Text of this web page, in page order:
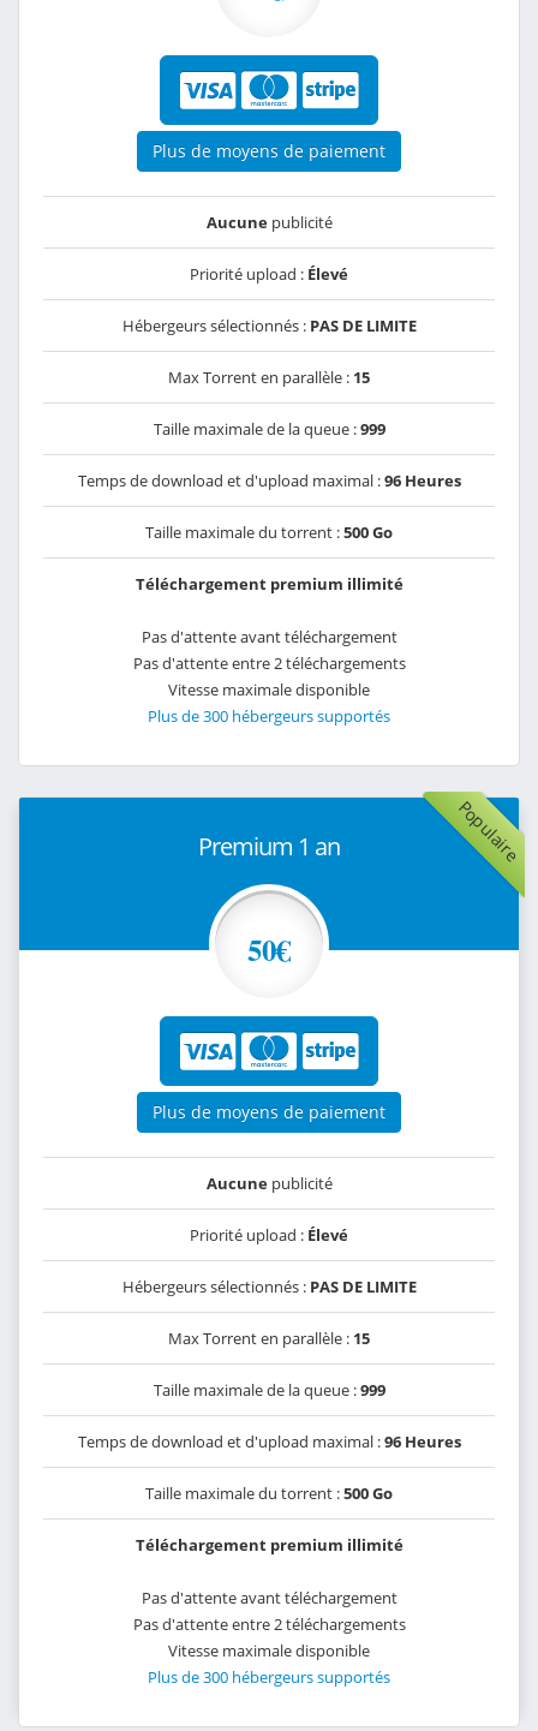
Plus de moyens de paiement
Aucunepublicité
Priorité upload : Élevé
Hébergeurs sélectionnés : PAS DE LIMITE
Max Torrent en parallèle : 15
Taille maximale de la queue :999
Temps de download et d'upload maximal :96 Heures
Taille maximale du torrent :500 Go
Téléchargement premium illimité
Pas d'attente avant téléchargement
Pas d'attente entre 2 téléchargements
Vitesse maximale disponible
Plus de 300 hébergeurs supportés
Populaire
Premium 1 an
50€
Plus de moyens de paiement
Aucunepublicité
Priorité upload : Élevé
Hébergeurs sélectionnés : PAS DE LIMITE
Max Torrent en parallèle : 15
Taille maximale de la queue :999
Temps de download et d'upload maximal :96 Heures
Taille maximale du torrent :500 Go
Téléchargement premium illimité
Pas d'attente avant téléchargement
Pas d'attente entre 2 téléchargements
Vitesse maximale disponible
Plus de 300 hébergeurs supportés